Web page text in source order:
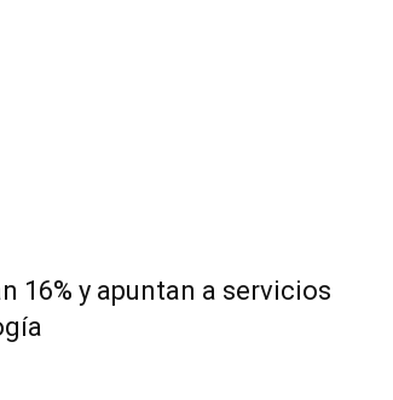
16% y apuntan a servicios